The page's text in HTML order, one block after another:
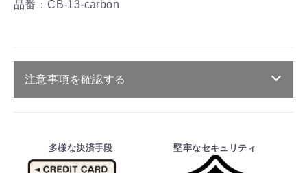
品番：CB-13-carbon
注意事項を確認する
・ご注文受付後、メーカーに適合確認を行
多様な決済手段 堅牢なセキュリティ